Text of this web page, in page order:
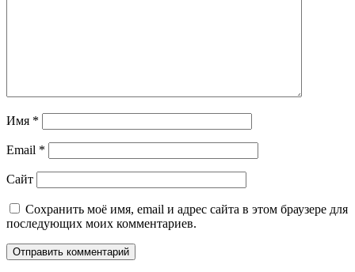
Имя *
Email *
Сайт
Сохранить моё имя, email и адрес сайта в этом браузере для
последующих моих комментариев.